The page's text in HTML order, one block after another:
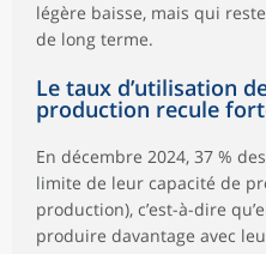
légère baisse, mais qui
de long terme.
Le taux d’utilisation
production recule
En décembre 2024, 37 %
limite de leur capacité de
production), c’est-à-dire
produire davantage avec